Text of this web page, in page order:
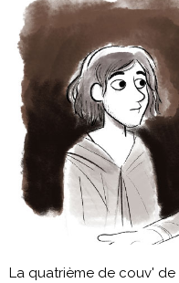
La quatrième de couv' de